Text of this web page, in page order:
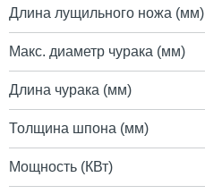
Длина лущильного ножа (мм)
Макс. диаметр чурака (мм)
Длина чурака (мм)
Толщина шпона (мм)
Мощность (КВт)